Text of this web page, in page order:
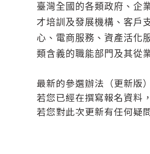
臺灣全國的各類政府、企
才培訓及發展機構、客戶
心、電商服務、資產活化
類含義的職能部門及其從
最新的參選辦法（更新版
若您已經在撰寫報名資料
若您對此次更新有任何疑